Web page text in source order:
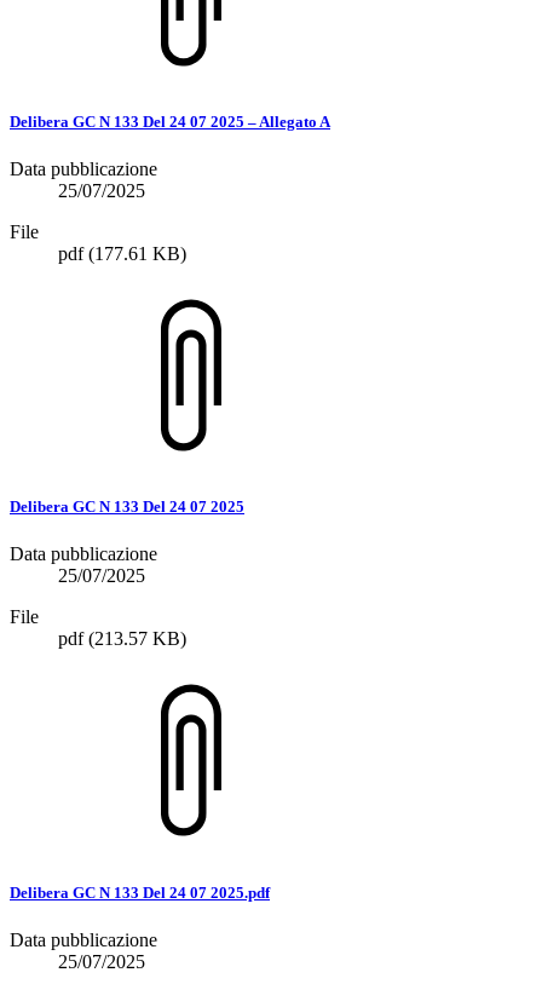
Delibera GC N 133 Del 24 07 2025 – Allegato A
Data pubblicazione
25/07/2025
File
pdf(177.61 KB)
Delibera GC N 133 Del 24 07 2025
Data pubblicazione
25/07/2025
File
pdf(213.57 KB)
Delibera GC N 133 Del 24 07 2025.pdf
Data pubblicazione
25/07/2025